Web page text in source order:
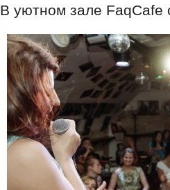
В уютном зале FaqCafe